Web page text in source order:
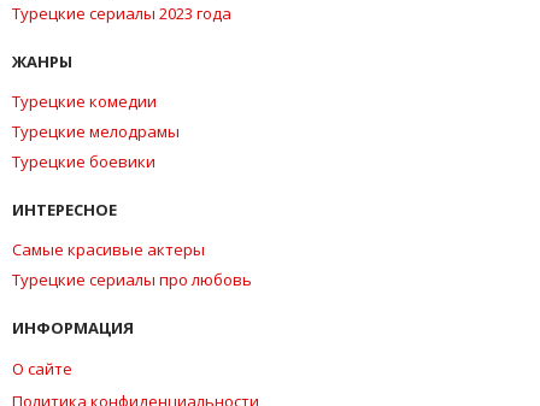
Турецкие сериалы 2023 года
ЖАНРЫ
Турецкие комедии
Турецкие мелодрамы
Турецкие боевики
ИНТЕРЕСНОЕ
Самые красивые актеры
Турецкие сериалы про любовь
ИНФОРМАЦИЯ
О сайте
Политика конфиденциальности